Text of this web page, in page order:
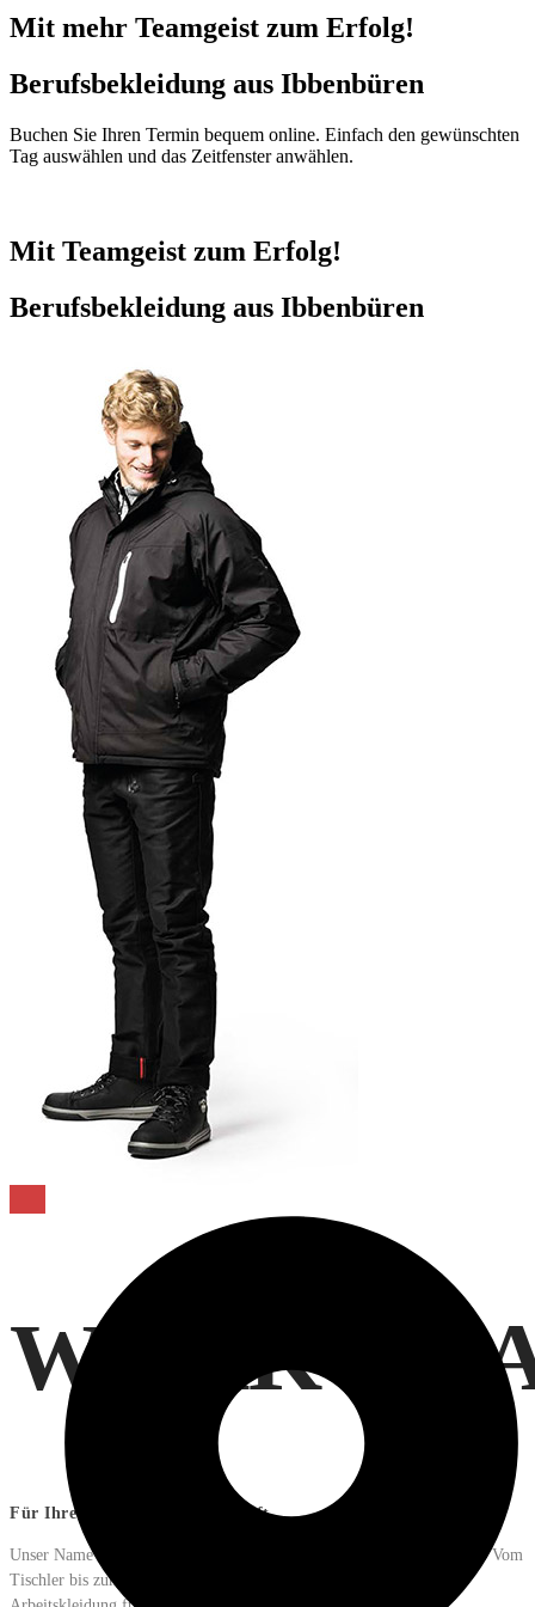
Für Ihre Mitarbeiter-Mannschaft
Unser Name steht für beste Berufsbekleidung für jeden Arbeitsbereich. Vom
Tischler bis zum Straßenbau oder für Labore - wir liefern Ihre
Mit mehr Teamgeist zum Erfolg!
Berufsbekleidung aus Ibbenbüren
Buchen Sie Ihren Termin bequem online. Einfach den gewünschten
Tag auswählen und das Zeitfenster anwählen.
Mit Teamgeist zum Erfolg!
Berufsbekleidung aus Ibbenbüren